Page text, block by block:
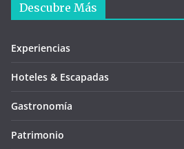
Descubre Más
Experiencias
Hoteles & Escapadas
Gastronomía
Patrimonio